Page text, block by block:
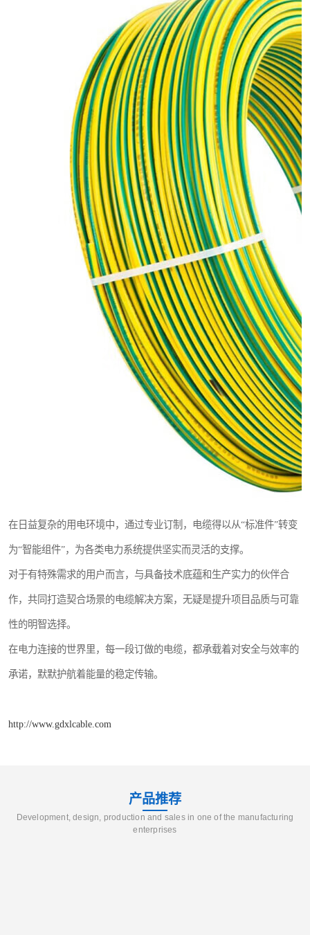
在日益复杂的用电环境中，通过专业订制，电缆得以从“标准件”转变
为“智能组件”，为各类电力系统提供坚实而灵活的支撑。
对于有特殊需求的用户而言，与具备技术底蕴和生产实力的伙伴合
作，共同打造契合场景的电缆解决方案，无疑是提升项目品质与可靠
性的明智选择。
在电力连接的世界里，每一段订做的电缆，都承载着对安全与效率的
承诺，默默护航着能量的稳定传输。
http://www.gdxlcable.com
产品推荐
Development, design, production and sales in one of the manufacturing
enterprises